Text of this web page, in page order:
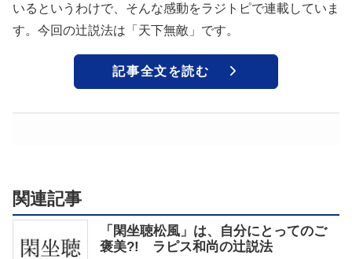
いるというわけで、そんな感動をラジトピで連載していま
す。今回の辻説法は「天下無敵」です。
記事全文を読む
関連記事
「閑坐聴松風」は、自分にとってのご
褒美?! ラピス和尚の辻説法